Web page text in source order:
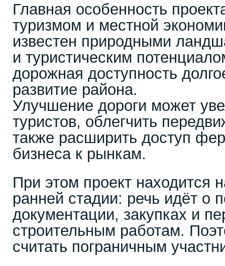
Главная особенность
туризмом и местной
известен природными
и туристическим
дорожная доступность
развитие района.
Улучшение дороги может
туристов, облегчить
также расширить доступ
бизнеса к рынкам.
При этом проект находится
ранней стадии: речь идёт о
документации, закупках и
строительным работам.
считать пограничным